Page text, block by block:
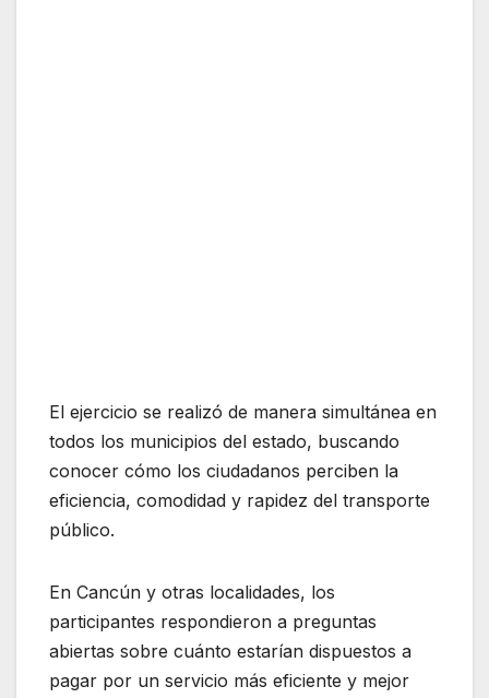
El ejercicio se realizó de manera simultánea en
todos los municipios del estado, buscando
conocer cómo los ciudadanos perciben la
eficiencia, comodidad y rapidez del transporte
público.
En Cancún y otras localidades, los
participantes respondieron a preguntas
abiertas sobre cuánto estarían dispuestos a
pagar por un servicio más eficiente y mejor